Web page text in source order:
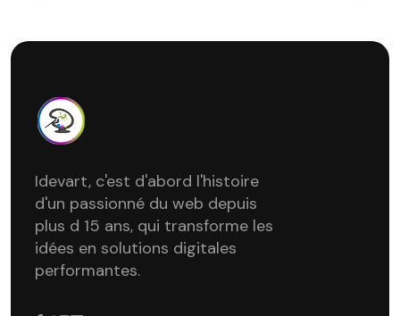
Idevart, c'est d'abord l'histoire
d'un passionné du web depuis
plus d 15 ans, qui transforme les
idées en solutions digitales
performantes.